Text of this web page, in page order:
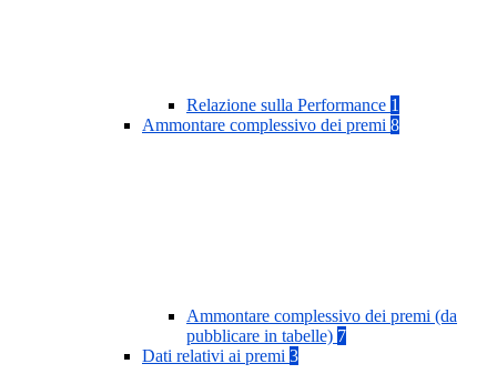
Relazione sulla Performance 1
Ammontare complessivo dei premi 8
Ammontare complessivo dei premi (da
pubblicare in tabelle) 7
Dati relativi ai premi 3